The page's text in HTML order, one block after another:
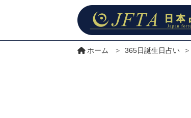
ホーム > 365日誕生日占い >